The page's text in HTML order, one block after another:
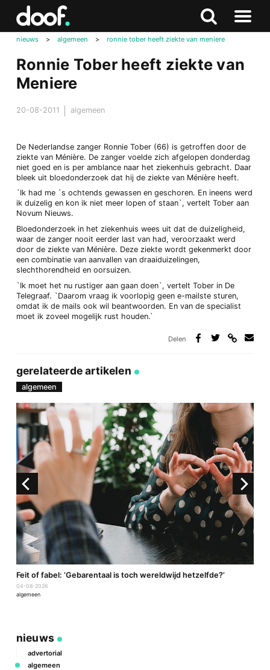
Zoeken
Naar
nieuws > algemeen > ronnie tober heeft ziekte van meniere
Ronnie Tober heeft ziekte van
Meniere
20-08-2011 algemeen
De Nederlandse zanger Ronnie Tober (66) is getroffen door de
ziekte van Ménière. De zanger voelde zich afgelopen donderdag
niet goed en is per amblance naar het ziekenhuis gebracht. Daar
bleek uit bloedonderzoek dat hij de ziekte van Ménière heeft.
`Ik had me `s ochtends gewassen en geschoren. En ineens werd
ik duizelig en kon ik niet meer lopen of staan`, vertelt Tober aan
Novum Nieuws.
Bloedonderzoek in het ziekenhuis wees uit dat de duizeligheid,
waar de zanger nooit eerder last van had, veroorzaakt werd
door de ziekte van Ménière. Deze ziekte wordt gekenmerkt door
een combinatie van aanvallen van draaiduizelingen,
slechthorendheid en oorsuizen.
`Ik moet het nu rustiger aan gaan doen`, vertelt Tober in De
Telegraaf. `Daarom vraag ik voorlopig geen e-mailste sturen,
omdat ik de mails ook wil beantwoorden. En van de specialist
moet ik zoveel mogelijk rust houden.`
Delen
gerelateerde artikelen
algemeen
Feit of fabel: ‘Gebarentaal is toch wereldwijd hetzelfde?’
04-08-2026
algemeen
nieuws
advertorial
algemeen
Doof.nl
Zoeken